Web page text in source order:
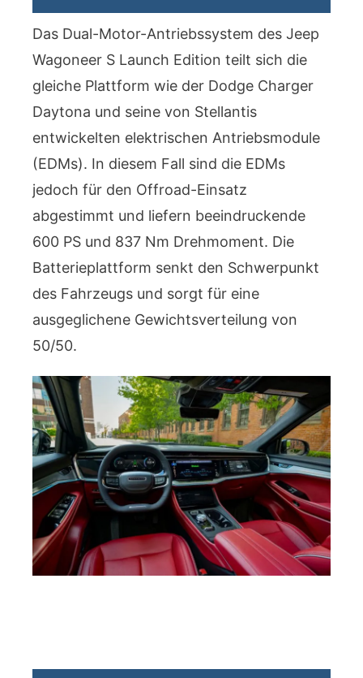
Das Dual-Motor-Antriebssystem des Jeep
Wagoneer S Launch Edition teilt sich die
gleiche Plattform wie der Dodge Charger
Daytona und seine von Stellantis
entwickelten elektrischen Antriebsmodule
(EDMs). In diesem Fall sind die EDMs
jedoch für den Offroad-Einsatz
abgestimmt und liefern beeindruckende
600 PS und 837 Nm Drehmoment. Die
Batterieplattform senkt den Schwerpunkt
des Fahrzeugs und sorgt für eine
ausgeglichene Gewichtsverteilung von
50/50.